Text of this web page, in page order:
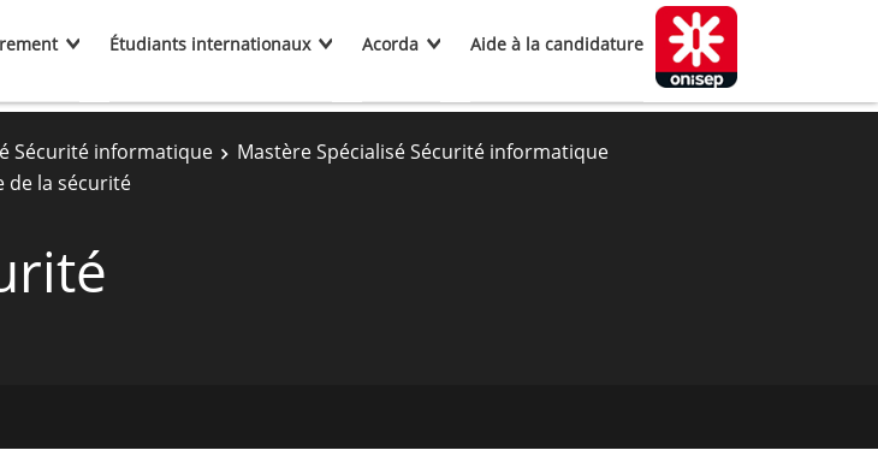
Étudiants internationaux Acorda Aide à la candidature
Sécurité informatique
Mastère Spécialisé Sécurité informatique
de la sécurité